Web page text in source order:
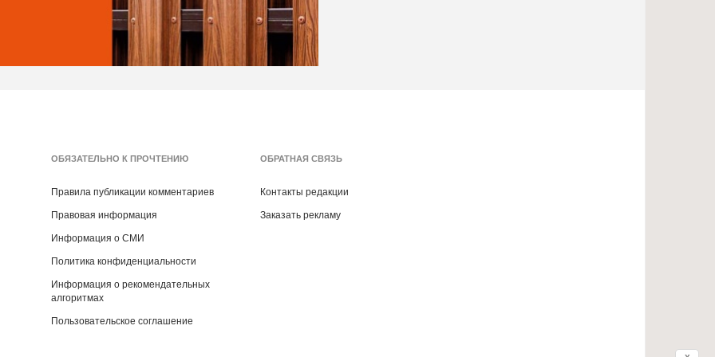
ОБЯЗАТЕЛЬНО К ПРОЧТЕНИЮ
Правила публикации комментариев
Правовая информация
Информация о СМИ
Политика конфиденциальности
Информация о рекомендательных
алгоритмах
Пользовательское соглашение
ОБРАТНАЯ СВЯЗЬ
Контакты редакции
Заказать рекламу